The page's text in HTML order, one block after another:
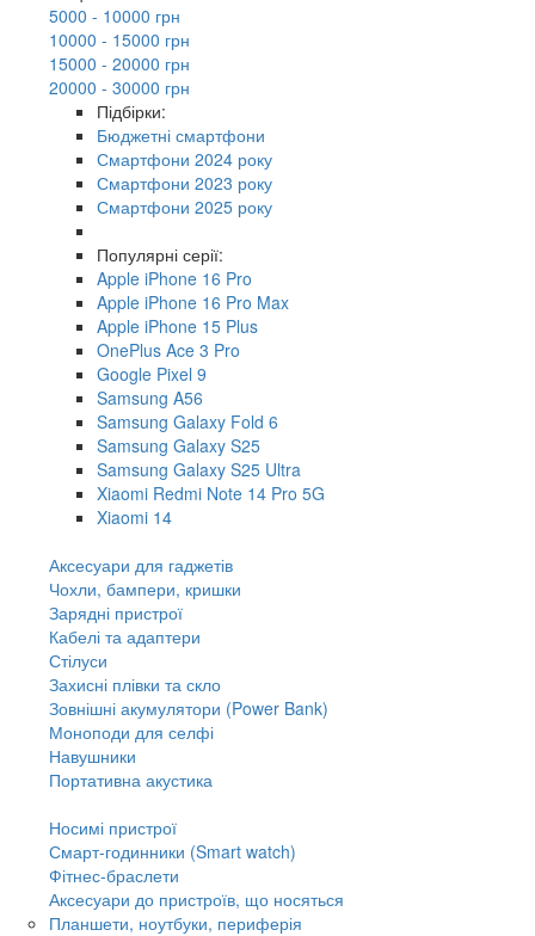
5000 - 10000 грн
10000 - 15000 грн
15000 - 20000 грн
20000 - 30000 грн
Підбірки:
Бюджетні смартфони
Смартфони 2024 року
Смартфони 2023 року
Смартфони 2025 року
Популярні серії:
Apple iPhone 16 Pro
Apple iPhone 16 Pro Max
Apple iPhone 15 Plus
OnePlus Ace 3 Pro
Google Pixel 9
Samsung A56
Samsung Galaxy Fold 6
Samsung Galaxy S25
Samsung Galaxy S25 Ultra
Xiaomi Redmi Note 14 Pro 5G
Xiaomi 14
Аксесуари для гаджетів
Чохли, бампери, кришки
Зарядні пристрої
Кабелі та адаптери
Стілуси
Захисні плівки та скло
Зовнішні акумулятори (Power Bank)
Моноподи для селфі
Навушники
Портативна акустика
Носимі пристрої
Смарт-годинники (Smart watch)
Фітнес-браслети
Аксесуари до пристроїв, що носяться
Планшети, ноутбуки, периферія